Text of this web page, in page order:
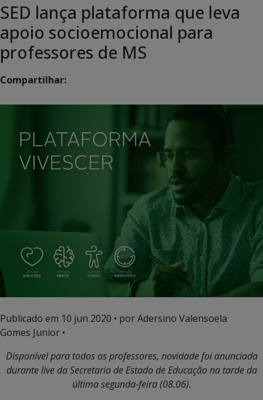
SED lança plataforma que leva
apoio socioemocional para
professores de MS
Compartilhar:
Publicado em 10 jun 2020 • por Adersino Valensoela
Gomes Junior •
Disponível para todos os professores, novidade foi anunciada
durante live da Secretaria de Estado de Educação na tarde da
última segunda-feira (08.06).